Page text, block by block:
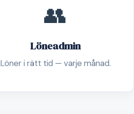
👥
Löneadmin
Löner i rätt tid — varje månad.